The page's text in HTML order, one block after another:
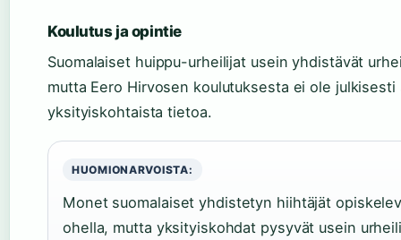
Koulutus ja opintie
Suomalaiset huippu-urheilijat usein yhdistävät
mutta Eero Hirvosen koulutuksesta ei ole julkisesti
yksityiskohtaista tietoa.
HUOMIONARVOISTA:
Monet suomalaiset yhdistetyn hiihtäjät
ohella, mutta yksityiskohdat pysyvät usein